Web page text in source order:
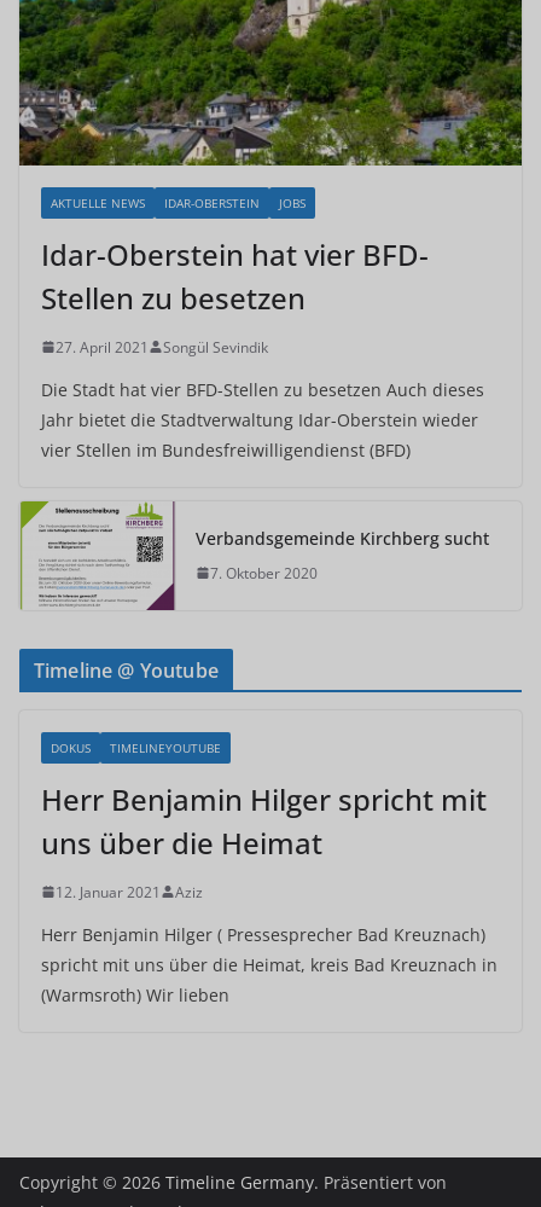
AKTUELLE NEWS IDAR-OBERSTEIN JOBS
Idar-Oberstein hat vier BFD-
Stellen zu besetzen
27. April 2021 Songül Sevindik
Die Stadt hat vier BFD-Stellen zu besetzen Auch dieses
Jahr bietet die Stadtverwaltung Idar-Oberstein wieder
vier Stellen im Bundesfreiwilligendienst (BFD)
Verbandsgemeinde Kirchberg sucht
7. Oktober 2020
Timeline @ Youtube
DOKUS TIMELINEYOUTUBE
Herr Benjamin Hilger spricht mit
uns über die Heimat
12. Januar 2021 Aziz
Herr Benjamin Hilger ( Pressesprecher Bad Kreuznach)
spricht mit uns über die Heimat, kreis Bad Kreuznach in
(Warmsroth) Wir lieben
Copyright © 2026 Timeline Germany. Präsentiert von